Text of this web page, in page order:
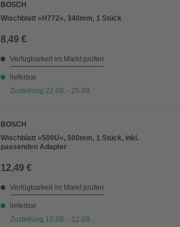
BOSCH
Wischblatt »H772«, 340mm, 1 Stück
8,49 €
Verfügbarkeit im Markt prüfen
lieferbar
Zustellung 22.08. - 25.08.
BOSCH
Wischblatt »500U«, 500mm, 1 Stück, inkl.
passenden Adapter
12,49 €
Verfügbarkeit im Markt prüfen
lieferbar
Zustellung 10.08. - 12.08.